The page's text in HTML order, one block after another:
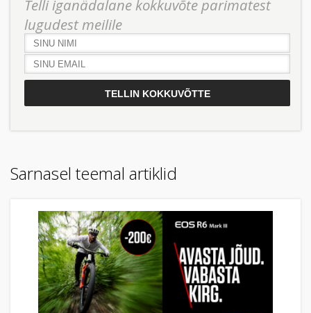
Telli iganädalane kokkuvõte parimatest
lugudest meilile
Sarnasel teemal artiklid